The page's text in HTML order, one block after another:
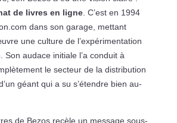
de livres en ligne. C’est en 1994
dans son garage, mettant
une culture de l’expérimentation
Son audace initiale l’a conduit à
le secteur de la distribution
géant qui a su s’étendre bien au-
de Bezos recèle un message sous-